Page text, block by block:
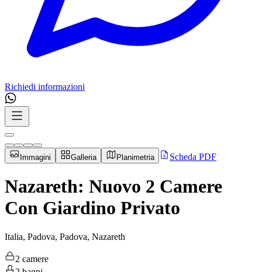
Richiedi informazioni
Immagini Galleria Planimetria Scheda PDF
Nazareth: Nuovo 2 Camere
Con Giardino Privato
Italia, Padova, Padova, Nazareth
2 camere